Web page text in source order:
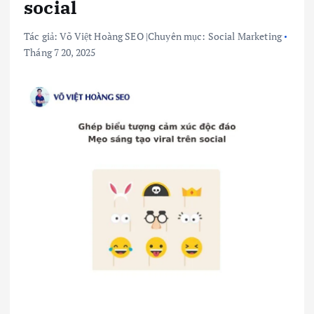
social
Tác giả:Võ Việt Hoàng SEO|Chuyên mục: Social Marketing
Tháng 7 20, 2025